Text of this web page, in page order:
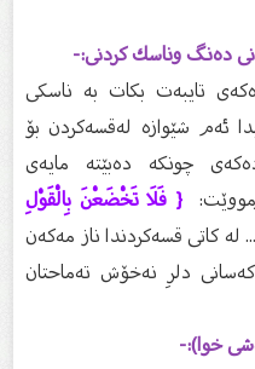
دەنگ وناسك كردنى:-
تایبەت بكات بە ناسكى
شێوازە لەقسەكردن بۆ
چونكە دەبێتە مایەى
{ فَلَا تَخْضَعْنَ بِالْقَوْلِ
كاتى قسەكردندا ناز مەكەن
دلرِ نەخۆش تەماحتان
خوا):-